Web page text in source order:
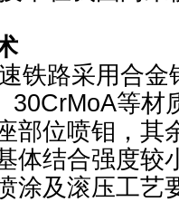
铁路采用合金
30CrMoA等材
部位喷钼，其
体结合强度较
涂及滚压工艺